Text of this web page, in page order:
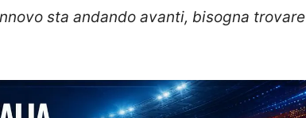
sta andando avanti, bisogna trovare